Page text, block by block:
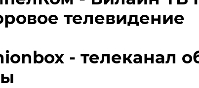
телевидение
- телеканал